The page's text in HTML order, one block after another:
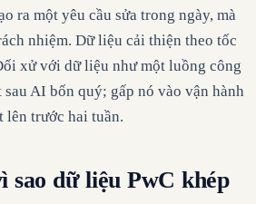
ra một yêu cầu sửa trong ngày, mà
nhiệm. Dữ liệu cải thiện theo tốc
xử với dữ liệu như một luồng công
AI bốn quý; gấp nó vào vận hành
lên trước hai tuần.
sao dữ liệu PwC khép